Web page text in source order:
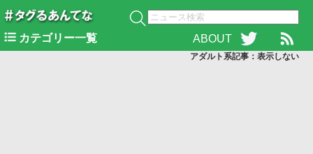
カテゴリー一覧 ABOUT
アダルト系記事：表示しない